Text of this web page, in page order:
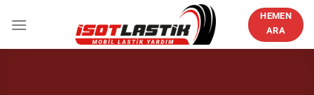
atla
HEMEN
ARA